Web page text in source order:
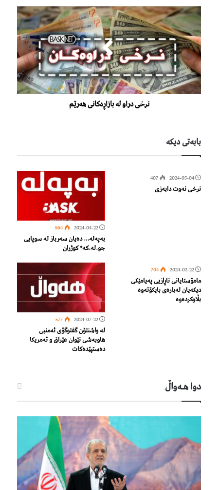
نرخی دراو لە بازاڕەکانی هەرێم
بابەتی دیكە
2024-05-04
407
نرخی نەوت دابەزی
2024-04-22
564
بەپەلە… دەیان سەرباز لە سوپایی
جو.لە.کە* کوژران
2024-02-22
704
مامۆستایانی ناڕازیی پەیامێکی
دیکەیان لەبارەی بایکۆتەوە
بڵاوکردەوە
2024-07-22
577
لە واشنتۆن گفتوگۆی ئەمنیی
هاوبەشی نێوان عێراق و ئەمریكا
دەستپێدەكات
دوا هـه‌واڵ